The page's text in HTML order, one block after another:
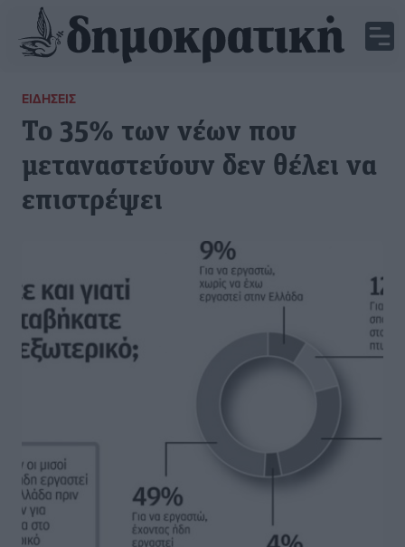
ΕΙΔΉΣΕΙΣ
Το 35% των νέων που
μεταναστεύουν δεν θέλει να
επιστρέψει